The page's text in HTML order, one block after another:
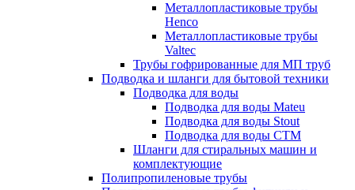
Металлопластиковые трубы
Henco
Металлопластиковые трубы
Valtec
Трубы гофрированные для МП труб
Подводка и шланги для бытовой техники
Подводка для воды
Подводка для воды Mateu
Подводка для воды Stout
Подводка для воды СТМ
Шланги для стиральных машин и
комплектующие
Полипропиленовые трубы